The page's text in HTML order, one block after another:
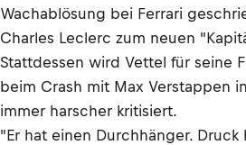
Wachablösung bei Ferrari
Charles Leclerc zum neuen
Stattdessen wird Vettel für seine
beim Crash mit Max Verstappen
immer harscher kritisiert.
"Er hat einen Durchhänger. Druck